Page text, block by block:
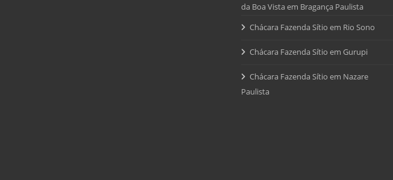
da Boa Vista em Bragança Paulista
Chácara Fazenda Sítio em Rio Sono
Chácara Fazenda Sítio em Gurupi
Chácara Fazenda Sítio em Nazare
Paulista